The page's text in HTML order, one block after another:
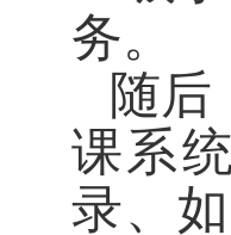
务。
随后
课系
录、